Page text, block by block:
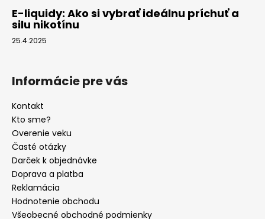
E-liquidy: Ako si vybrať ideálnu príchuť a
silu nikotínu
25.4.2025
Informácie pre vás
Kontakt
Kto sme?
Overenie veku
Časté otázky
Darček k objednávke
Doprava a platba
Reklamácia
Hodnotenie obchodu
Všeobecné obchodné podmienky